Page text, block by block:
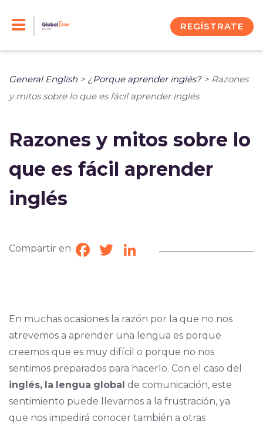
REGÍSTRATE
General English > ¿Porque aprender inglés?> Razones
y mitos sobre lo que es fácil aprender inglés
Razones y mitos sobre lo
que es fácil aprender
inglés
Compartir en Facebook
TwitterLinkedIn
En muchas ocasiones la razón por la que no nos
atrevemos a aprender una lengua es porque
creemos que es muy difícil o porque no nos
sentimos preparados para hacerlo. Con el caso del
inglés, la lengua global de comunicación, este
sentimiento puede llevarnos a la frustración, ya
que nos impedirá conocer también a otras